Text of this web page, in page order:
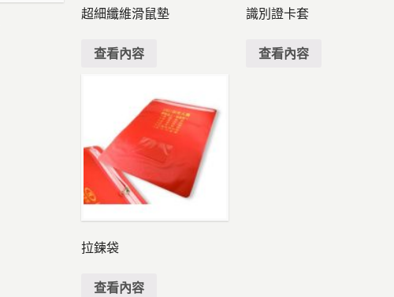
超細纖維滑鼠墊
查看內容
識別證卡套
查看內容
拉鍊袋
查看內容